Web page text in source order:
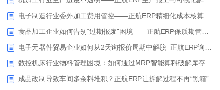
成品改制导致车间多余料堆积？正航ERP让拆解过程不再“黑箱”